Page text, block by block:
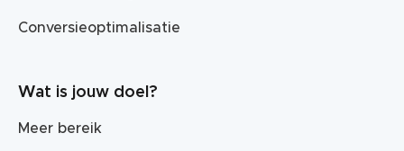
Conversieoptimalisatie
Wat is jouw doel?
Meer bereik